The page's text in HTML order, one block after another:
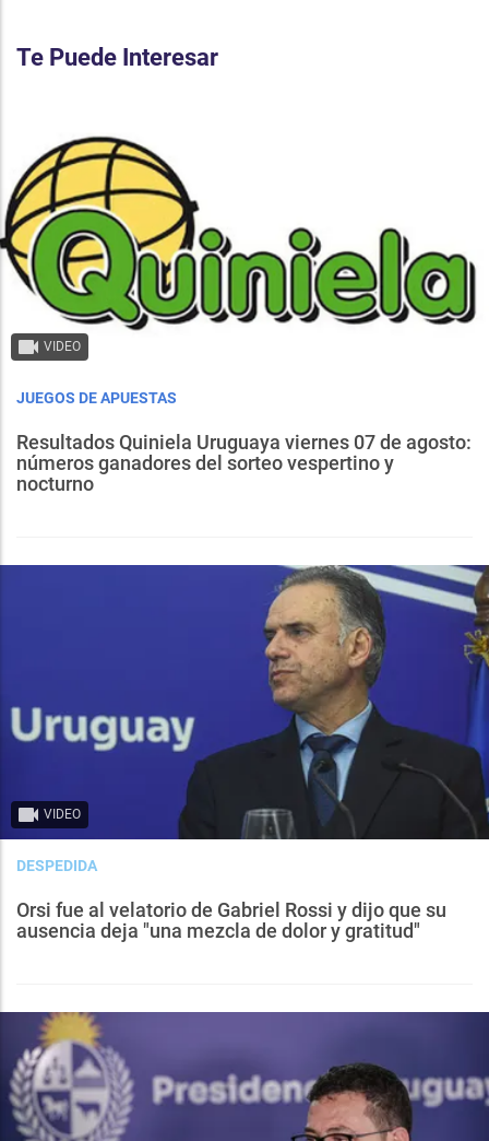
Te Puede Interesar
VIDEO
JUEGOS DE APUESTAS
Resultados Quiniela Uruguaya viernes 07 de agosto:
números ganadores del sorteo vespertino y
nocturno
VIDEO
DESPEDIDA
Orsi fue al velatorio de Gabriel Rossi y dijo que su
ausencia deja "una mezcla de dolor y gratitud"